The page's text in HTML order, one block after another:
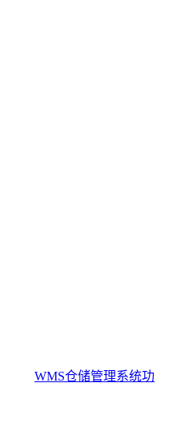
WMS仓储管理系统功